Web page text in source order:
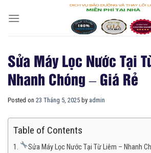
Sửa Máy Lọc Nước Tại
Nhanh Chóng – Giá Rẻ
Posted on 23 Tháng 5, 2025 by admin
Table of Contents
Sửa Máy Lọc Nước Tại Từ Liêm – Nhanh